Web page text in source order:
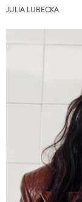
JULIA LUBECKA